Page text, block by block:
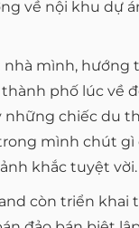
về nội khu dự
mình, hướng
phố lúc về
những chiếc du
mình chút gì
khắc tuyệt vời.
còn triển khai